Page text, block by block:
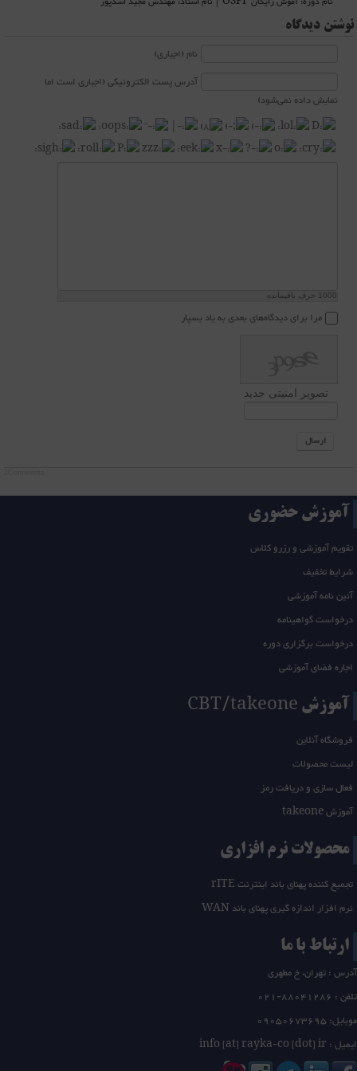
نوشتن دیدگاه
نام (اجباری)
آدرس پست الکترونیکی (اجباری است اما
نمایش داده نمی‌شود)
1000 حرف باقیمانده
مرا برای دیدگاه‌های بعدی به یاد بسپار
تصویر امنیتی جدید
ارسال
آموزش حضوری
تقویم آموزشی و رزرو کلاس
شرایط تخفیف
آئین نامه آموزشی
درخواست گواهینامه
درخواست برگزاری دوره
اجاره فضای آموزشی
آموزش CBT/takeone
فروشگاه آنلاین
لیست محصولات
فعال سازی و دریافت رمز
آموزش takeone
محصولات نرم افزاری
تجمیع کننده پهنای باند اینترنت rITE
نرم افزار اندازه گیری پهنای باند WAN
ارتباط با ما
آدرس : تهران، خ مطهری
تلفن : 21-88041286
0
موبایل: 09050673695
ایمیل : info [at] rayka-co [dot] ir